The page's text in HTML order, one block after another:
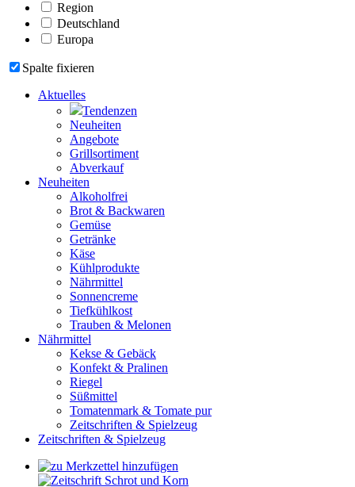
Region
Deutschland
Europa
Spalte fixieren
Aktuelles
Tendenzen
Neuheiten
Angebote
Grillsortiment
Abverkauf
Neuheiten
Alkoholfrei
Brot & Backwaren
Gemüse
Getränke
Käse
Kühlprodukte
Nährmittel
Sonnencreme
Tiefkühlkost
Trauben & Melonen
Nährmittel
Kekse & Gebäck
Konfekt & Pralinen
Riegel
Süßmittel
Tomatenmark & Tomate pur
Zeitschriften & Spielzeug
Zeitschriften & Spielzeug